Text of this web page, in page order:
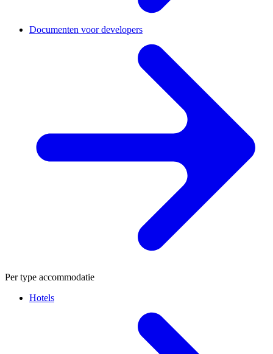
Documenten voor developers
Per type accommodatie
Hotels